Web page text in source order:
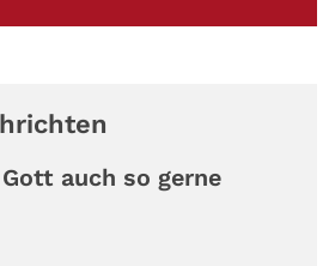
auch so gerne